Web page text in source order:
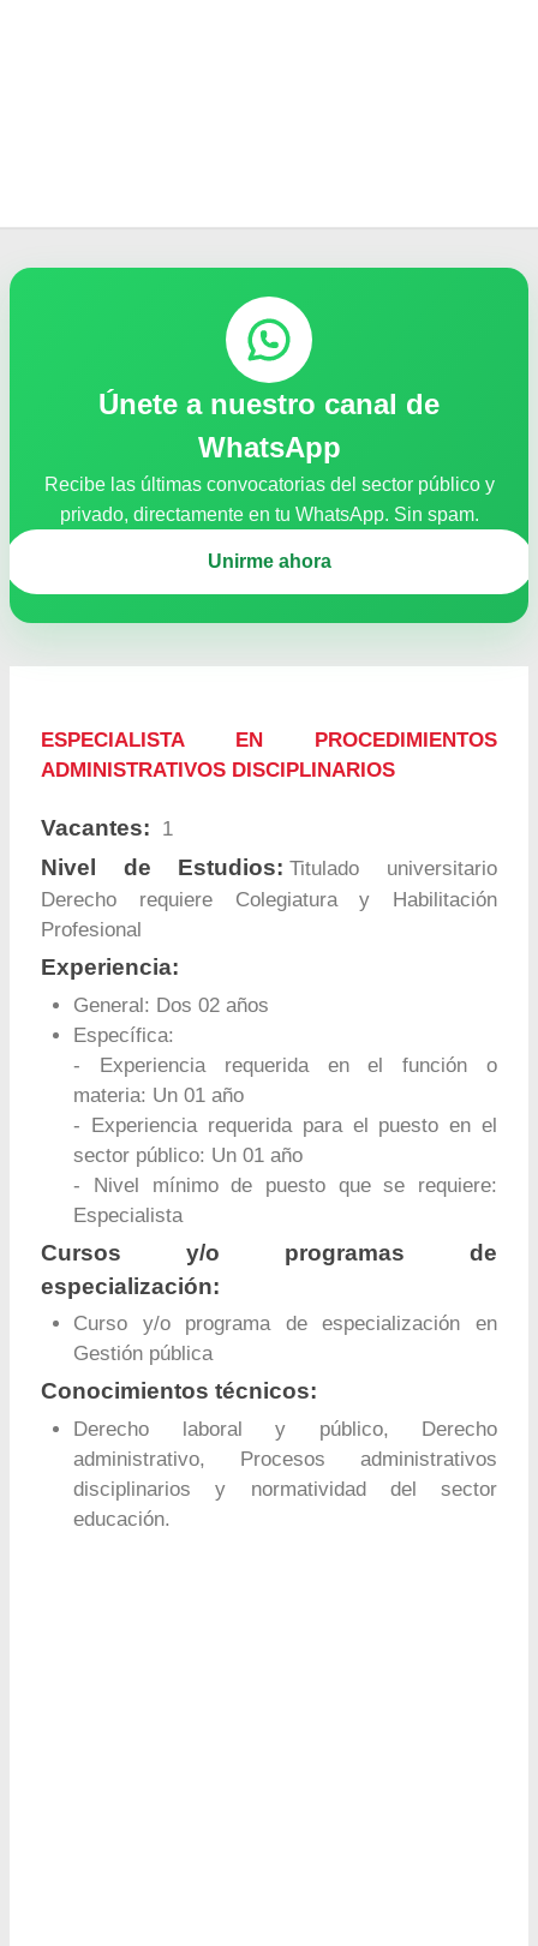
Únete a nuestro canal de
WhatsApp
Recibe las últimas convocatorias del sector público y
privado, directamente en tu WhatsApp. Sin spam.
Unirme ahora
ESPECIALISTA EN PROCEDIMIENTOS
ADMINISTRATIVOS DISCIPLINARIOS
Vacantes: 1
Nivel de Estudios: Titulado universitario
Derecho requiere Colegiatura y Habilitación
Profesional
Experiencia:
General: Dos 02 años
Específica:
- Experiencia requerida en el función o
materia: Un 01 año
- Experiencia requerida para el puesto en el
sector público: Un 01 año
- Nivel mínimo de puesto que se requiere:
Especialista
Cursos y/o programas de
especialización:
Curso y/o programa de especialización en
Gestión pública
Conocimientos técnicos:
Derecho laboral y público, Derecho
administrativo, Procesos administrativos
disciplinarios y normatividad del sector
educación.